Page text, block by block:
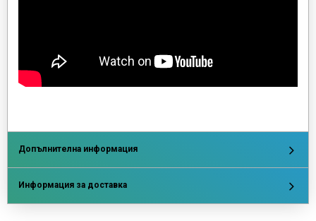
Допълнителна информация
Информация за доставка